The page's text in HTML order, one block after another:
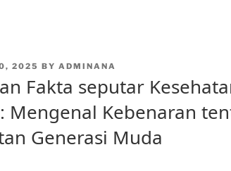
2025 BY ADMINANA
Fakta seputar
Mengenal Kebenaran
Generasi Muda